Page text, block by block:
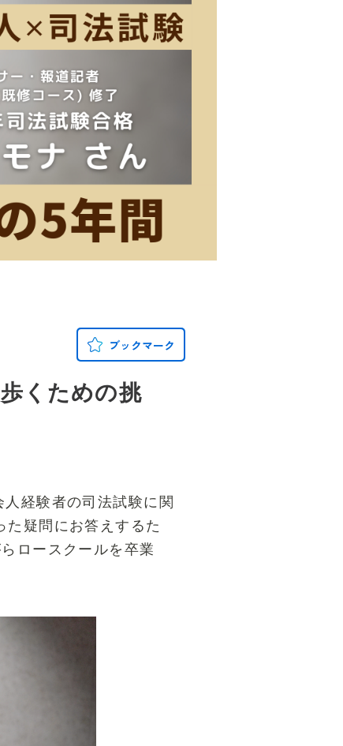
ブックマーク
くための挑
経験者の司法試験に関
疑問にお答えするた
ロースクールを卒業